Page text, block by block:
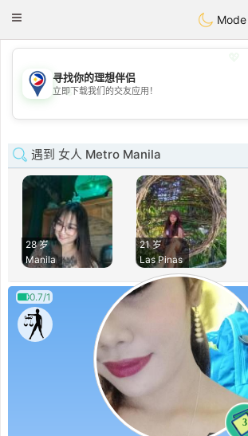
PhilippinesChat
Toggle
Mode
💖
💕
寻找你的理想伴侣
立即下载我们的交友应用！
遇到 女人 Metro Manila
28 岁
Manila
21 岁
Las Pinas
0.7/1
3